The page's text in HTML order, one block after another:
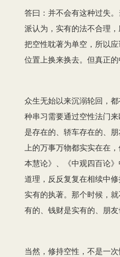
答曰：并不会有这种过失
派认为，实有的法不合理
把空性耽著为单空，所以
位置上换来换去。但真正的
众生无始以来沉溺轮回，
种串习需要通过空性法门
是存在的、轿车存在的、
上的万事万物都实实在在
本慧论》、《中观四百论》
道理，反反复复在相续中
实有的执著。那个时候，
有的、钱财是实有的、朋友
当然，修持空性，不是一